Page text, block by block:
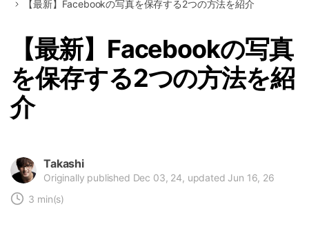
【最新】Facebookの写真を保存する2つの方法を紹介
【最新】Facebookの写真
を保存する2つの方法を紹
介
Takashi
Originally published Dec 03, 24, updated Jun 16, 26
3 min(s)